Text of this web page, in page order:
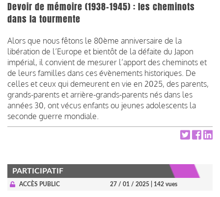
Devoir de mémoire (1938-1945) : les cheminots
dans la tourmente
Alors que nous fêtons le 80ème anniversaire de la
libération de l’Europe et bientôt de la défaite du Japon
impérial, il convient de mesurer l’apport des cheminots et
de leurs familles dans ces évènements historiques. De
celles et ceux qui demeurent en vie en 2025, des parents,
grands-parents et arrière-grands-parents nés dans les
années 30, ont vécus enfants ou jeunes adolescents la
seconde guerre mondiale.
PARTICIPATIF
ACCÈS PUBLIC 27 / 01 / 2025 | 142 vues